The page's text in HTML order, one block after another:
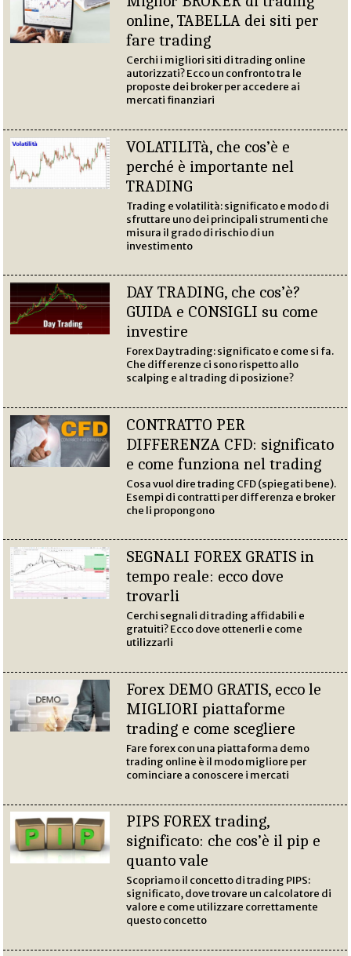
online, TABELLA dei siti per
fare trading
Cerchi i migliori siti di trading online
autorizzati? Ecco un confronto tra le
proposte dei broker per accedere ai
mercati finanziari
VOLATILITà, che cos’è e
perché è importante nel
TRADING
Trading e volatilità: significato e modo di
sfruttare uno dei principali strumenti che
misura il grado di rischio di un
investimento
DAY TRADING, che cos’è?
GUIDA e CONSIGLI su come
investire
Forex Day trading: significato e come si fa.
Che differenze ci sono rispetto allo
scalping e al trading di posizione?
CONTRATTO PER
DIFFERENZA CFD: significato
e come funziona nel trading
Cosa vuol dire trading CFD (spiegati bene).
Esempi di contratti per differenza e broker
che li propongono
SEGNALI FOREX GRATIS in
tempo reale: ecco dove
trovarli
Cerchi segnali di trading affidabili e
gratuiti? Ecco dove ottenerli e come
utilizzarli
Forex DEMO GRATIS, ecco le
MIGLIORI piattaforme
trading e come scegliere
Fare forex con una piattaforma demo
trading online è il modo migliore per
cominciare a conoscere i mercati
PIPS FOREX trading,
significato: che cos’è il pip e
quanto vale
Scopriamo il concetto di trading PIPS:
significato, dove trovare un calcolatore di
valore e come utilizzare correttamente
questo concetto